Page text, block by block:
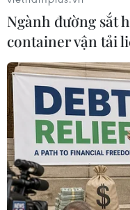
#Miền Đông Ukraine
#Lực lượng ly khai
Ukraine
Ngành đường sắt
container vận tải